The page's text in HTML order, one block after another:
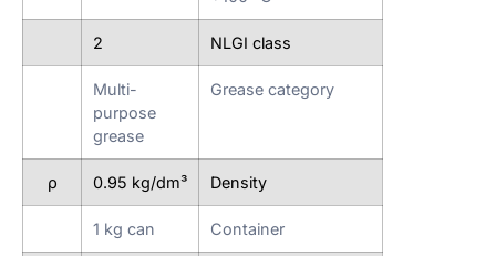
2 NLGI class
Multi-
purpose
grease
Grease category
ρ 0.95 kg/dm³ Density
1 kg can Container